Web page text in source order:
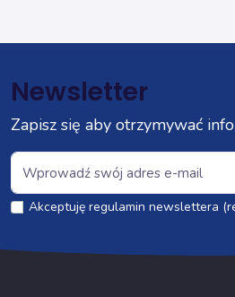
Newsletter
Zapisz się aby otrzymywać
Akceptuję regulamin newslettera